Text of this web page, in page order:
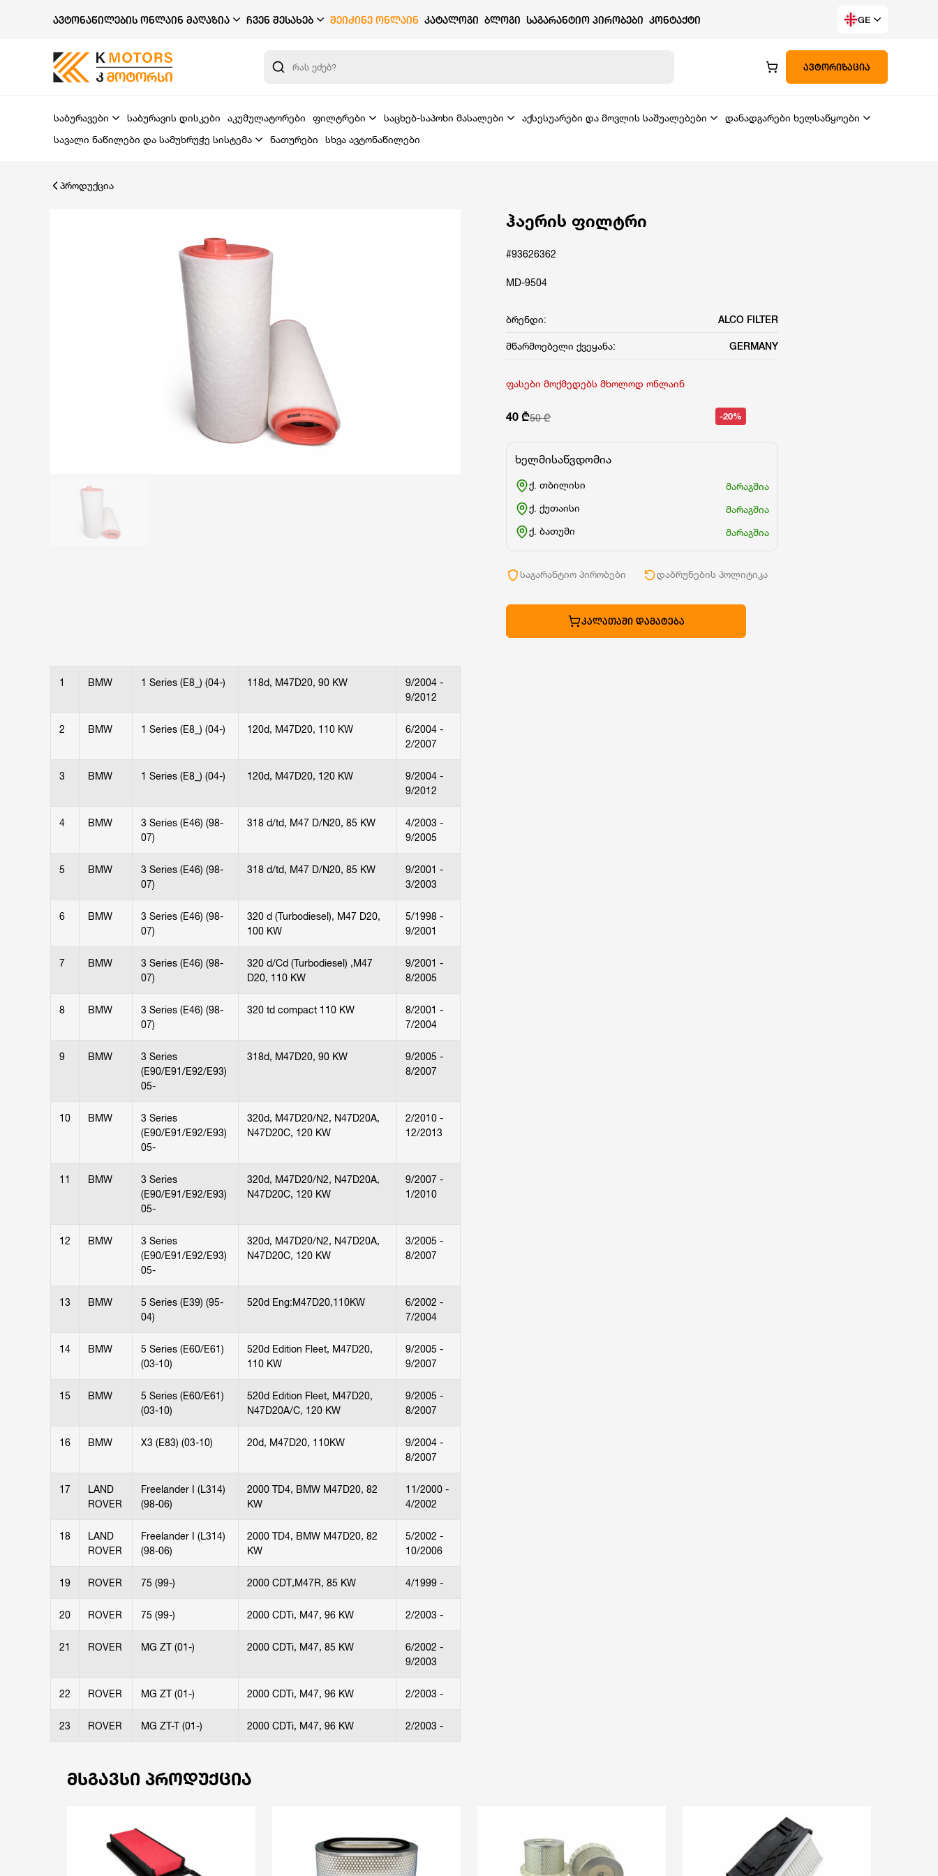
ᲐᲕᲢᲝᲜᲐᲬᲘᲚᲔᲑᲘᲡ ᲝᲜᲚᲐᲘᲜ ᲛᲐᲦᲐᲖᲘᲐ ᲩᲕᲔᲜ ᲨᲔᲡᲐᲮᲔᲑ ᲨᲔᲘᲫᲘᲜᲔ ᲝᲜᲚᲐᲘᲜ ᲙᲐᲢᲐᲚᲝᲒᲘ ᲑᲚᲝᲒᲘ ᲡᲐᲒᲐᲠᲐᲜᲢᲘᲝ ᲞᲘᲠᲝᲑᲔᲑᲘ ᲙᲝᲜᲢᲐᲥᲢᲘ GE
ᲐᲕᲢᲝᲠᲘᲖᲐᲪᲘᲐ
საბურავები საბურავის დისკები აკუმულატორები ფილტრები საცხებ-საპოხი მასალები აქსესუარები და მოვლის საშუალებები
დანადგარები ხელსაწყოები
სავალი ნაწილები და სამუხრუჭე სისტემა
ნათურები სხვა ავტონაწილები
პროდუქცია
ჰაერის ფილტრი
#93626362
MD-9504
ბრენდი: ALCO FILTER
მწარმოებელი ქვეყანა: GERMANY
ფასები მოქმედებს მხოლოდ ონლაინ
40 ₾50 ₾ -20%
ხელმისაწვდომია
ქ. თბილისი
მარაგშია
ქ. ქუთაისი
მარაგშია
ქ. ბათუმი
მარაგშია
საგარანტიო პირობები დაბრუნების პოლიტიკა
ᲙᲐᲚᲐᲗᲐᲨᲘ ᲓᲐᲛᲐᲢᲔᲑᲐ
1 BMW 1 Series (E8_) (04-) 118d, M47D20, 90 KW
9/2004 -
9/2012
2 BMW 1 Series (E8_) (04-) 120d, M47D20, 110 KW
6/2004 -
2/2007
3 BMW 1 Series (E8_) (04-) 120d, M47D20, 120 KW
9/2004 -
9/2012
4 BMW
3 Series (E46) (98-
07)
318 d/td, M47 D/N20, 85 KW
4/2003 -
9/2005
5 BMW
3 Series (E46) (98-
07)
318 d/td, M47 D/N20, 85 KW
9/2001 -
3/2003
6 BMW
3 Series (E46) (98-
07)
320 d (Turbodiesel), M47 D20,
100 KW
5/1998 -
9/2001
7 BMW
3 Series (E46) (98-
07)
320 d/Cd (Turbodiesel) ,M47
D20, 110 KW
9/2001 -
8/2005
8 BMW
3 Series (E46) (98-
07)
320 td compact 110 KW
8/2001 -
7/2004
9 BMW
3 Series
(E90/E91/E92/E93)
05-
318d, M47D20, 90 KW
9/2005 -
8/2007
10 BMW
3 Series
(E90/E91/E92/E93)
05-
320d, M47D20/N2, N47D20A,
N47D20C, 120 KW
2/2010 -
12/2013
11 BMW
3 Series
(E90/E91/E92/E93)
05-
320d, M47D20/N2, N47D20A,
N47D20C, 120 KW
9/2007 -
1/2010
12 BMW
3 Series
(E90/E91/E92/E93)
05-
320d, M47D20/N2, N47D20A,
N47D20C, 120 KW
3/2005 -
8/2007
13 BMW
5 Series (E39) (95-
04)
520d Eng:M47D20,110KW
6/2002 -
7/2004
14 BMW
5 Series (E60/E61)
(03-10)
520d Edition Fleet, M47D20,
110 KW
9/2005 -
9/2007
15 BMW
5 Series (E60/E61)
(03-10)
520d Edition Fleet, M47D20,
N47D20A/C, 120 KW
9/2005 -
8/2007
16 BMW X3 (E83) (03-10) 20d, M47D20, 110KW
9/2004 -
8/2007
17
LAND
ROVER
Freelander I (L314)
(98-06)
2000 TD4, BMW M47D20, 82
KW
11/2000 -
4/2002
18
LAND
ROVER
Freelander I (L314)
(98-06)
2000 TD4, BMW M47D20, 82
KW
5/2002 -
10/2006
19 ROVER 75 (99-) 2000 CDT,M47R, 85 KW 4/1999 -
20 ROVER 75 (99-) 2000 CDTi, M47, 96 KW 2/2003 -
21 ROVER MG ZT (01-) 2000 CDTi, M47, 85 KW
6/2002 -
9/2003
22 ROVER MG ZT (01-) 2000 CDTi, M47, 96 KW 2/2003 -
23 ROVER MG ZT-T (01-) 2000 CDTi, M47, 96 KW 2/2003 -
ᲛᲡᲒᲐᲕᲡᲘ ᲞᲠᲝᲓᲣᲥᲪᲘᲐ